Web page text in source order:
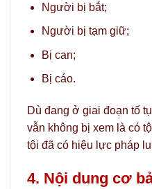
Người bị bắt;
Người bị tạm giữ;
Bị can;
Bị cáo.
Dù đang ở giai đoạn tố
vẫn không bị xem là có
tội đã có hiệu lực pháp
4. Nội dung cơ